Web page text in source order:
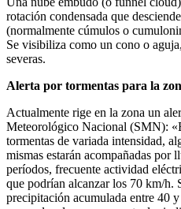
rotación condensada que
(normalmente cúmulos o
Se visibiliza como un cono o
severas.
Alerta por tormentas para la
Actualmente rige en la zona un
Meteorológico Nacional (SMN):
tormentas de variada intensidad,
mismas estarán acompañadas por
períodos, frecuente actividad
que podrían alcanzar los 70 km/h.
precipitación acumulada entre 40